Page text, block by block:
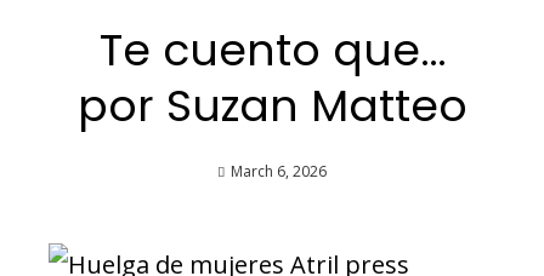
Te cuento que…
por Suzan Matteo
March 6, 2026